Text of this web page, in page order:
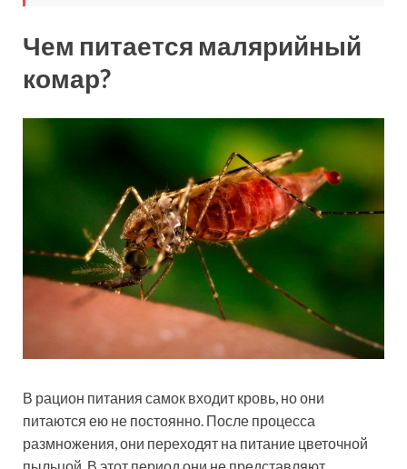
Чем питается малярийный
комар?
В рацион питания самок входит кровь, но они
питаются ею не постоянно. После процесса
размножения, они переходят на питание цветочной